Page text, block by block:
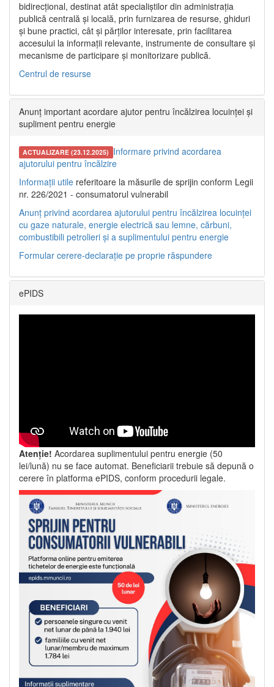
bidirecțional, destinat atât specialiștilor din administrația
publică centrală și locală, prin furnizarea de resurse, ghiduri
și bune practici, cât și părților interesate, prin facilitarea
accesului la informații relevante, instrumente de consultare și
mecanisme de participare și monitorizare publică.
Centrul de resurse
Anunț important acordare ajutor pentru încălzirea locuinței și
supliment pentru energie
ACTUALIZARE (23.12.2025) Informare privind acordarea
ajutorului pentru încălzire
Informații utile referitoare la măsurile de sprijin conform Legii
nr. 226/2021 - consumatorul vulnerabil
Anunț privind acordarea ajutorului pentru încălzirea locuinței
cu gaze naturale, energie electrică sau lemne, cărbuni,
combustibili petrolieri și a suplimentului pentru energie
Formular cerere-declarație pe proprie răspundere
ePIDS
Atenție! Acordarea suplimentului pentru energie (50
lei/lună) nu se face automat. Beneficiarii trebuie să depună o
cerere în platforma ePIDS, conform procedurii legale.